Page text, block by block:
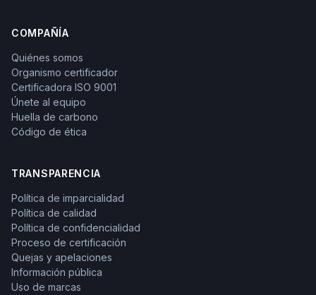
COMPAÑÍA
Quiénes somos
Organismo certificador
Certificadora ISO 9001
Únete al equipo
Huella de carbono
Código de ética
TRANSPARENCIA
Política de imparcialidad
Política de calidad
Política de confidencialidad
Proceso de certificación
Quejas y apelaciones
Información pública
Uso de marcas